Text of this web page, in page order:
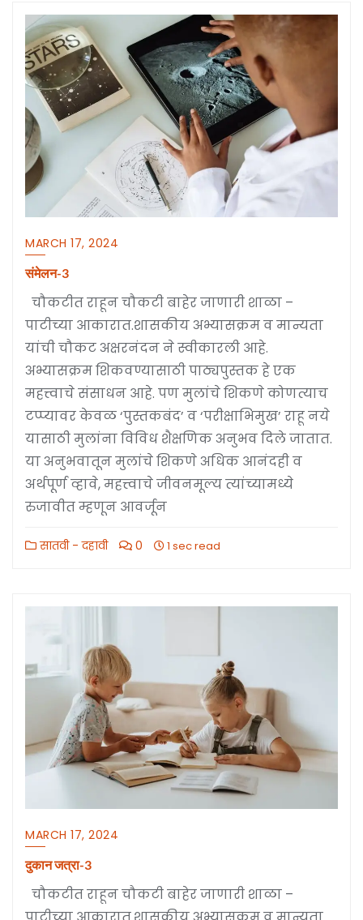
MARCH 17, 2024
संमेलन-3
चौकटीत राहून चौकटी बाहेर जाणारी शाळा –
पाटीच्या आकारात.शासकीय अभ्यासक्रम व मान्यता
यांची चौकट अक्षरनंदन ने स्वीकारली आहे.
अभ्यासक्रम शिकवण्यासाठी पाठ्यपुस्तक हे एक
महत्त्वाचे संसाधन आहे. पण मुलांचे शिकणे कोणत्याच
टप्प्यावर केवळ ‘पुस्तकबंद’ व ‘परीक्षाभिमुख’ राहू नये
यासाठी मुलांना विविध शैक्षणिक अनुभव दिले जातात.
या अनुभवातून मुलांचे शिकणे अधिक आनंदही व
अर्थपूर्ण व्हावे, महत्त्वाचे जीवनमूल्य त्यांच्यामध्ये
रुजावीत म्हणून आवर्जून
सातवी - दहावी 0 1 sec read
MARCH 17, 2024
दुकान जत्रा-3
चौकटीत राहून चौकटी बाहेर जाणारी शाळा –